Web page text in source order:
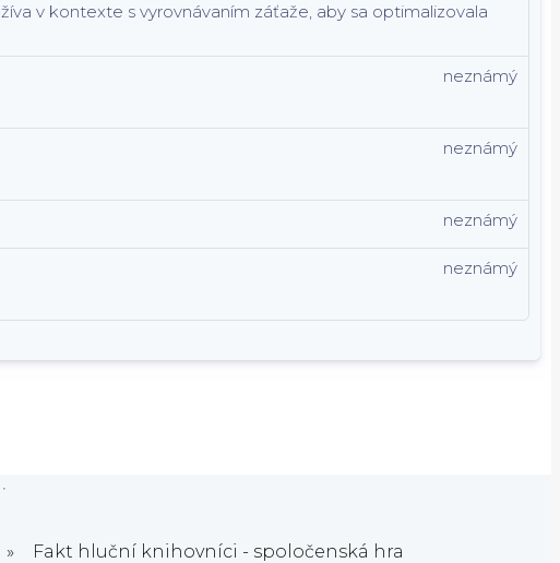
v kontexte s vyrovnávaním záťaže, aby sa optimalizovala
neznámý
neznámý
neznámý
neznámý
» Fakt hluční knihovníci - spoločenská hra